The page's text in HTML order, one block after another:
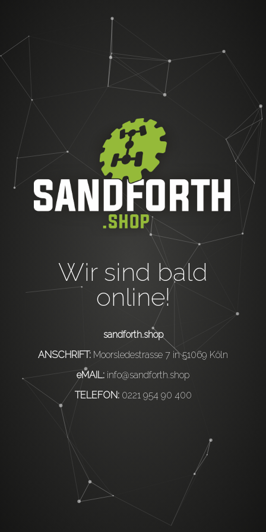
Wir sind bald
online!
sandforth.shop
ANSCHRIFT: Moorsledestrasse 7 in 51069 Köln
eMAIL: info@sandforth.shop
TELEFON: 0221 954 90 400